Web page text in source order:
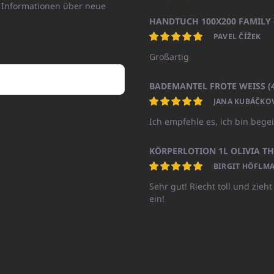
über neue
PAVEL ČÍŽEK
Großartig
JANA
Ich empfehle es, ich bin
BIRGIT
Sehr gut! Riecht toll und
ein!